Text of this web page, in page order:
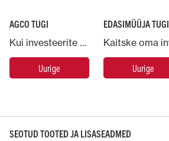
AGCO TUGI
Kui investeerite Massey Fergusoni masinasse, toetab teid AGCO, maailma suurim põllumajandusmasinate tootja.
Uurige
EDASIMÜÜJA TUGI
Uurige
SEOTUD TOOTED JA LISASEADMED